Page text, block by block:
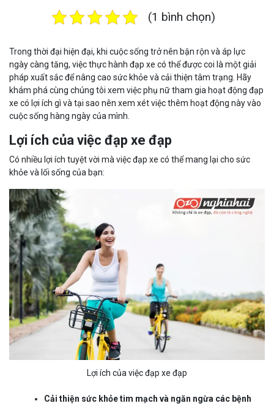
(1 bình chọn)
Trong thời đại hiện đại, khi cuộc sống trở nên bận rộn và áp lực
ngày càng tăng, việc thực hành đạp xe có thể được coi là một giải
pháp xuất sắc để nâng cao sức khỏe và cải thiện tâm trạng. Hãy
khám phá cùng chúng tôi xem việc phụ nữ tham gia hoạt động đạp
xe có lợi ích gì và tại sao nên xem xét việc thêm hoạt động này vào
cuộc sống hàng ngày của mình.
Lợi ích của việc đạp xe đạp
Có nhiều lợi ích tuyệt vời mà việc đạp xe có thể mang lại cho sức
khỏe và lối sống của bạn:
Lợi ích của việc đạp xe đạp
Cải thiện sức khỏe tim mạch và ngăn ngừa các bệnh